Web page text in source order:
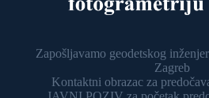
Zapošljavamo geodetskog
Zagreb
Kontaktni obrazac za